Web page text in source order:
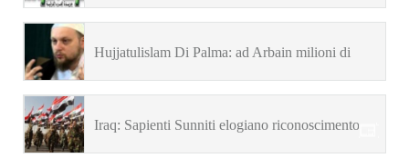
Hujjatulislam Di Palma: ad Arbain milioni di
Iraq: Sapienti Sunniti elogiano riconoscimento